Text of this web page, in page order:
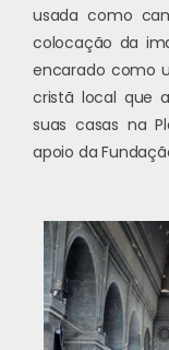
usada como
colocação da
encarado como
cristã local que
suas casas na
apoio da